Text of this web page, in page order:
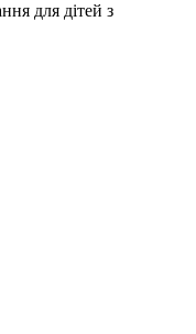
для дітей з